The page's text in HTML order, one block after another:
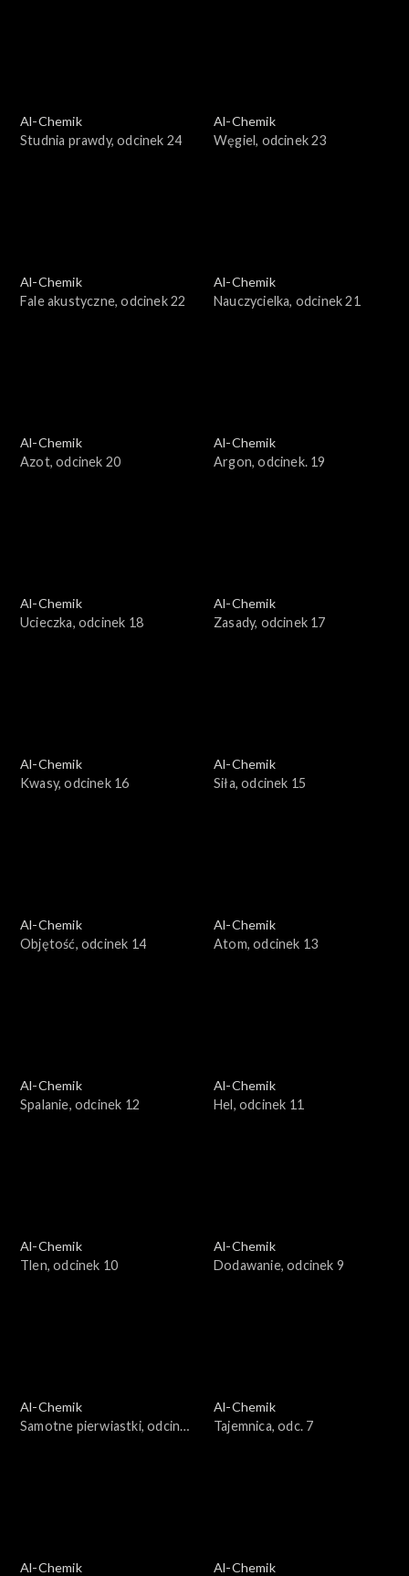
Al-Chemik
Studnia prawdy, odcinek 24
Al-Chemik
Węgiel, odcinek 23
Al-Chemik
Fale akustyczne, odcinek 22
Al-Chemik
Nauczycielka, odcinek 21
Al-Chemik
Azot, odcinek 20
Al-Chemik
Argon, odcinek. 19
Al-Chemik
Ucieczka, odcinek 18
Al-Chemik
Zasady, odcinek 17
Al-Chemik
Kwasy, odcinek 16
Al-Chemik
Siła, odcinek 15
Al-Chemik
Objętość, odcinek 14
Al-Chemik
Atom, odcinek 13
Al-Chemik
Spalanie, odcinek 12
Al-Chemik
Hel, odcinek 11
Al-Chemik
Tlen, odcinek 10
Al-Chemik
Dodawanie, odcinek 9
Al-Chemik
Samotne pierwiastki, odcinek
Al-Chemik
Tajemnica, odc. 7
Al-Chemik
Al-Chemik